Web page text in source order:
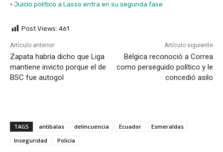
· Juicio político a Lasso entra en su segunda fase
Post Views: 461
Artículo anterior
Zapata habría dicho que Liga
mantiene invicto porque el de
BSC fue autogol
Artículo siguiente
Bélgica reconoció a Correa
como perseguido político y le
concedió asilo
TAGS antibalas delincuencia Ecuador
Esmeraldas
Inseguridad
Policía